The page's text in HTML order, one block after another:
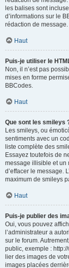
les balises sont
d’informations sur le
rédaction de message.
Haut
Puis-je utiliser le
Non, il n’est pas
mises en forme
BBCodes.
Haut
Que sont les smileys
Les smileys, ou
sentiments avec un
liste complète des
Essayez toutefois de
message illisible et un
d’effacer le message.
maximum de smileys
Haut
Puis-je publier des
Oui, vous pouvez
l’administrateur a
sur le forum.
public, exemple :
lier des images de
images placées